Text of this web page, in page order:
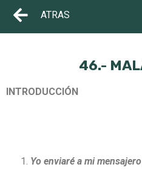
ATRAS
46.-
INTRODUCCIÓN
Yo enviaré a mi mensajero